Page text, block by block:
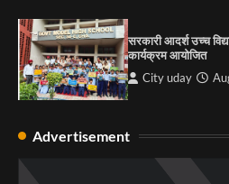
सरकारी आदर्श उच्च
कार्यक्रम आयोजित
City uday
Advertisement